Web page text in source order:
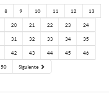
8 9 10 11 12
13
20 21 22 23
24
31 32 33 34
35
42 43 44 45
46
50 Siguiente